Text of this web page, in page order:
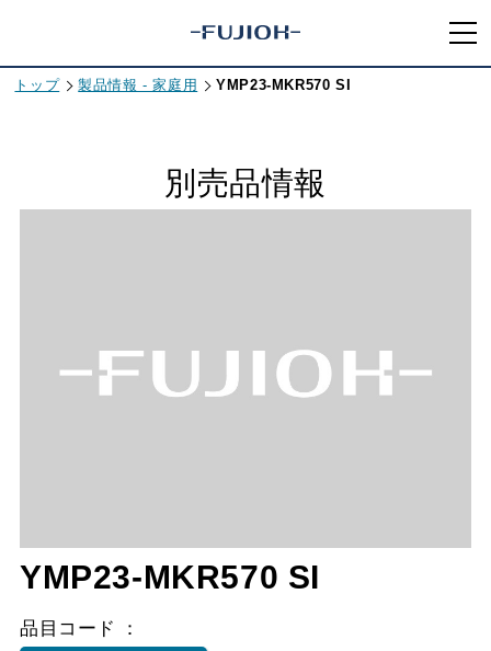
トップ 製品情報 - 家庭用 YMP23-MKR570 SI
別売品情報
YMP23-MKR570 SI
品目コード